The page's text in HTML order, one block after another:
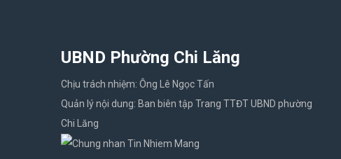
UBND Phường Chi Lăng
Chịu trách nhiệm: Ông Lê Ngọc Tấn
Quản lý nội dung: Ban biên tập Trang TTĐT UBND phường
Chi Lăng